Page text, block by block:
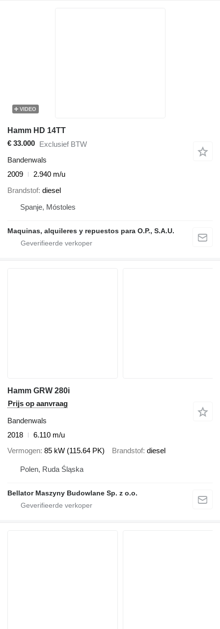
VIDEO
Hamm HD 14TT
€ 33.000 Exclusief BTW
Bandenwals
2009
2.940 m/u
Brandstof diesel
Spanje, Móstoles
Maquinas, alquileres y repuestos para O.P., S.A.U.
Hamm GRW 280i
Prijs op aanvraag
Bandenwals
2018
6.110 m/u
Vermogen 85 kW (115.64 PK) Brandstof diesel
Polen, Ruda Śląska
Bellator Maszyny Budowlane Sp. z o.o.